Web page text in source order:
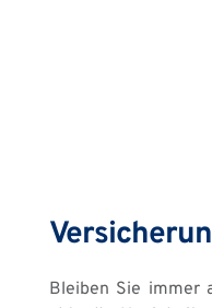
Bleiben Sie immer